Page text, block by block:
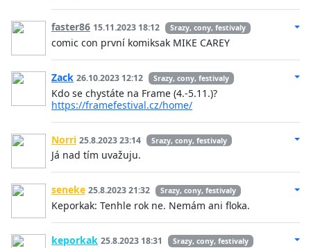
faster86 15.11.2023 18:12 Srazy, cony, festivaly
comic con první komiksak MIKE CAREY
Zack 26.10.2023 12:12 Srazy, cony, festivaly
Kdo se chystáte na Frame (4.-5.11.)?
https://framefestival.cz/home/
Norri 25.8.2023 23:14 Srazy, cony, festivaly
Já nad tím uvažuju.
seneke 25.8.2023 21:32 Srazy, cony, festivaly
Keporkak: Tenhle rok ne. Nemám ani floka.
keporkak 25.8.2023 18:31 Srazy, cony, festivaly